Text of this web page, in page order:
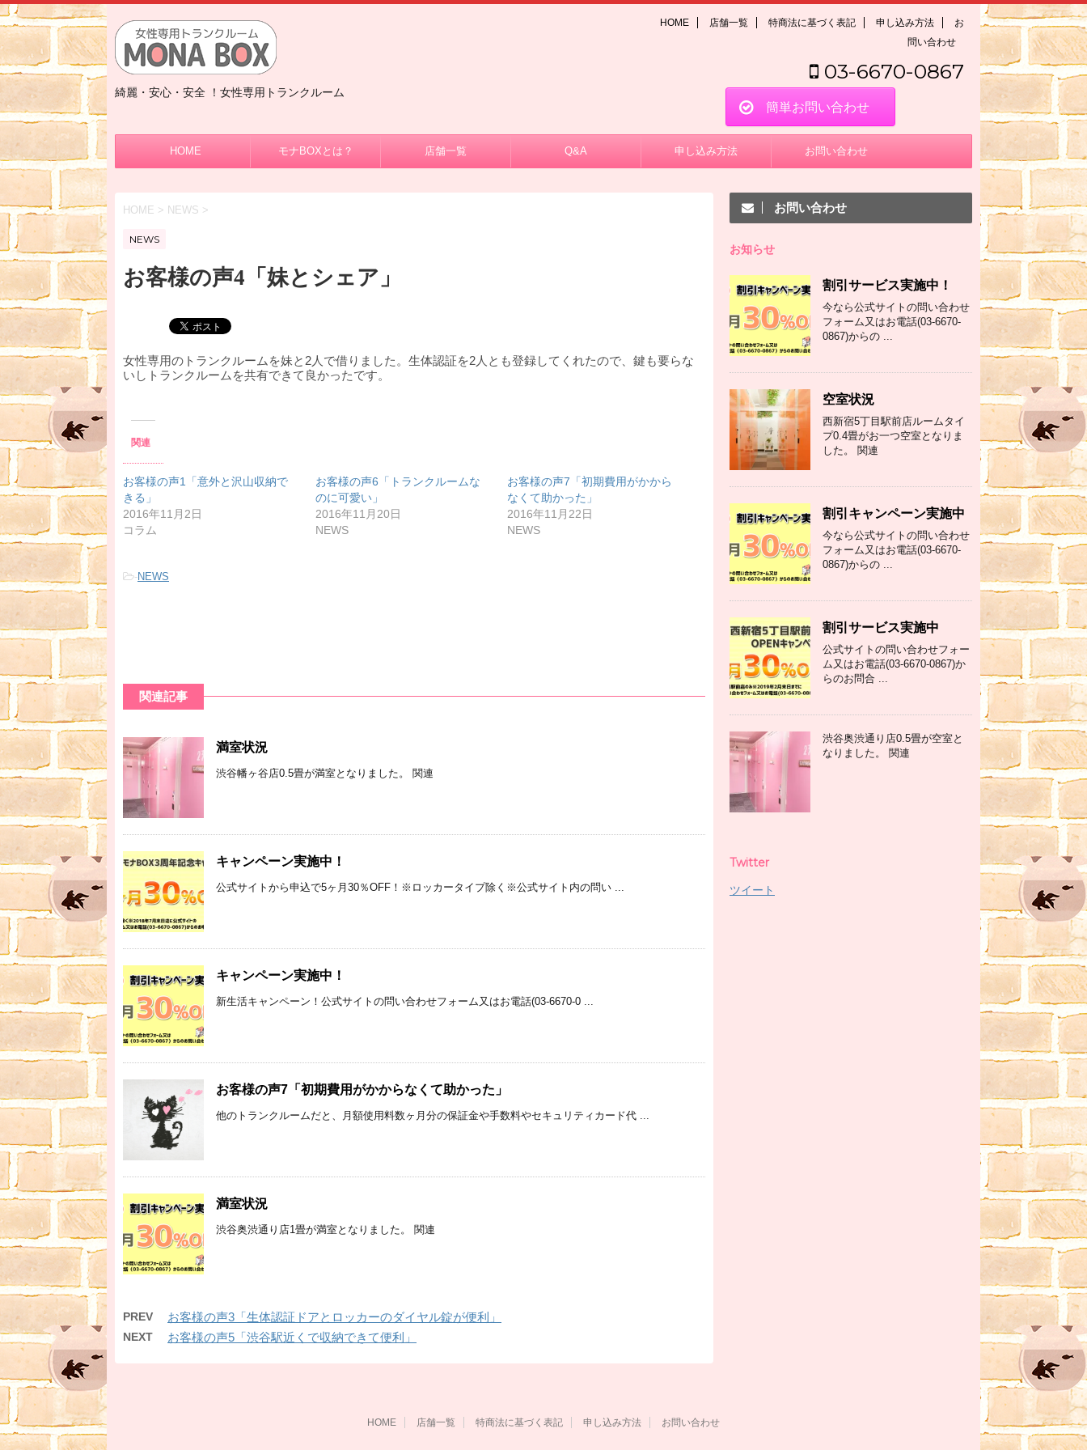
綺麗・安心・安全 ！女性専用トランクルーム
HOME 店舗一覧 特商法に基づく表記 申し込み方法
お
問い合わせ
03-6670-0867
簡単お問い合わせ
HOME モナBOXとは？ 店舗一覧 Q&A 申し込み方法 お問い合わせ
HOME > NEWS >
NEWS
お客様の声4「妹とシェア」
女性専用のトランクルームを妹と2人で借りました。生体認証を2人とも登録してくれたので、鍵も要らな
いしトランクルームを共有できて良かったです。
関連
お客様の声1「意外と沢山収納で
きる」
2016年11月2日
コラム
お客様の声6「トランクルームな
のに可愛い」
2016年11月20日
NEWS
お客様の声7「初期費用がかから
なくて助かった」
2016年11月22日
NEWS
-NEWS
関連記事
満室状況
渋谷幡ヶ谷店0.5畳が満室となりました。 関連
キャンペーン実施中！
公式サイトから申込で5ヶ月30％OFF！※ロッカータイプ除く※公式サイト内の問い ...
キャンペーン実施中！
新生活キャンペーン！公式サイトの問い合わせフォーム又はお電話(03-6670-0 ...
お客様の声7「初期費用がかからなくて助かった」
他のトランクルームだと、月額使用料数ヶ月分の保証金や手数料やセキュリティカード代 ...
満室状況
渋谷奥渋通り店1畳が満室となりました。 関連
PREV お客様の声3「生体認証ドアとロッカーのダイヤル錠が便利」
NEXT お客様の声5「渋谷駅近くで収納できて便利」
お問い合わせ
お知らせ
割引サービス実施中！
今なら公式サイトの問い合わせ
フォーム又はお電話(03-6670-
0867)からの ...
空室状況
西新宿5丁目駅前店ルームタイ
プ0.4畳がお一つ空室となりま
した。 関連
割引キャンペーン実施中
今なら公式サイトの問い合わせ
フォーム又はお電話(03-6670-
0867)からの ...
割引サービス実施中
公式サイトの問い合わせフォー
ム又はお電話(03-6670-0867)か
らのお問合 ...
渋谷奥渋通り店0.5畳が空室と
なりました。 関連
Twitter
ツイート
HOME 店舗一覧 特商法に基づく表記 申し込み方法 お問い合わせ